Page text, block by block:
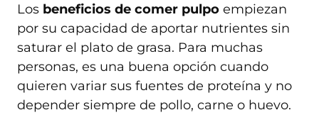
Los beneficios de comer pulpo empiezan
por su capacidad de aportar nutrientes sin
saturar el plato de grasa. Para muchas
personas, es una buena opción cuando
quieren variar sus fuentes de proteína y no
depender siempre de pollo, carne o huevo.